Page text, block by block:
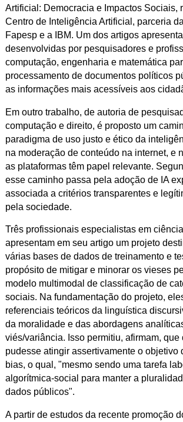
Artificial: Democracia e Impactos Sociais,
Centro de Inteligência Artificial, parceria
Fapesp e a IBM. Um dos artigos
desenvolvidas por pesquisadores e
computação, engenharia e matemática
processamento de documentos políticos
as informações mais acessíveis aos
Em outro trabalho, de autoria de
computação e direito, é proposto um
paradigma de uso justo e ético da
na moderação de conteúdo na internet, e
as plataformas têm papel relevante.
esse caminho passa pela adoção de IA
associada a critérios transparentes e
pela sociedade.
Três profissionais especialistas em
apresentam em seu artigo um projeto
várias bases de dados de treinamento e
propósito de mitigar e minorar os vieses
modelo multimodal de classificação de
sociais. Na fundamentação do projeto,
referenciais teóricos da linguística
da moralidade e das abordagens
viés/variância. Isso permitiu, afirmam, que
pudesse atingir assertivamente o objetivo
bias, o qual, "mesmo sendo uma tarefa
algorítmica-social para manter a
dados públicos".
A partir de estudos da recente promoção